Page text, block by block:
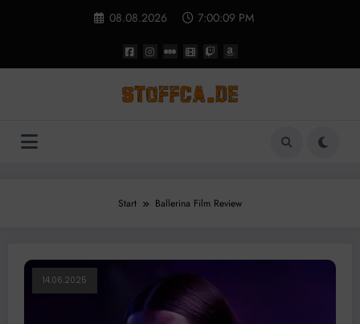
08.08.2026 7:00:09 PM
Start Ballerina Film Review
14.06.2025